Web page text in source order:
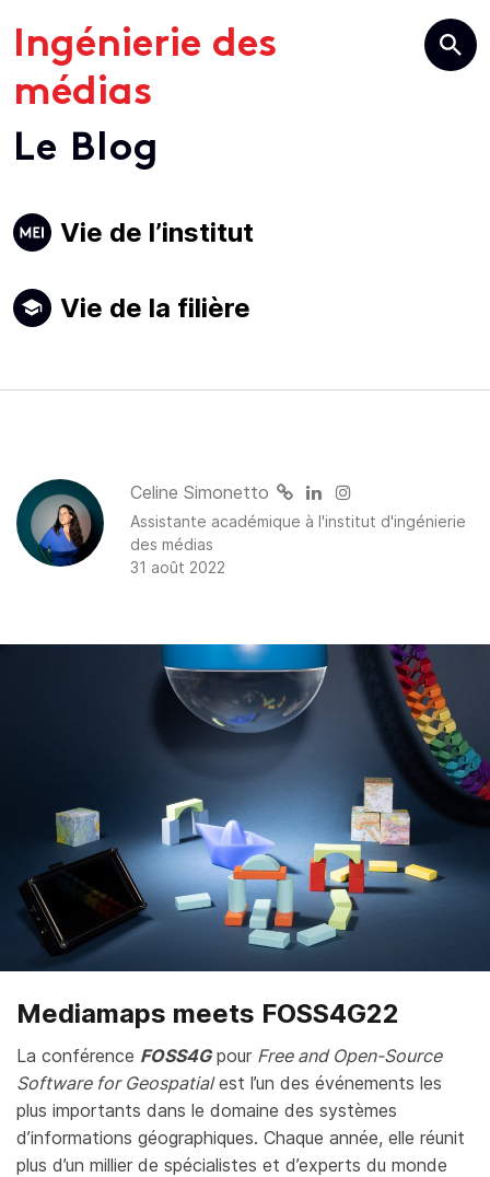
Ingénierie des
médias
Le Blog
Navigation
Vie de l’institut
Vie de la filière
Author
Celine Simonetto
Assistante académique à l'institut d'ingénierie
des médias
31 août 2022
Mediamaps meets FOSS4G22
La conférence FOSS4Gpour Free and Open-Source
Software for Geospatialest l’un des événements les
plus importants dans le domaine des systèmes
d’informations géographiques. Chaque année, elle réunit
plus d’un millier de spécialistes et d’experts du monde